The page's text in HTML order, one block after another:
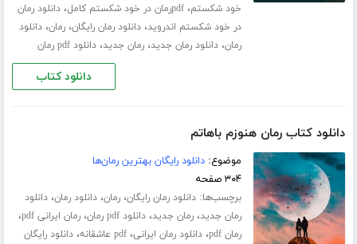
خود شکستم،pdfرمان در خود شکستم کامل ،دانلود رمان
در خود شکستم اندروید،دانلود رمان رایگان،رمان،دانلود
رمان،دانلود رمان جدید،رمان جدید،دانلود pdf رمان
دانلود کتاب
دانلود کتاب رمان هنوزم باهاتم
موضوع:دانلود رایگان بهترین رمان‌ها
۳۰۴ صفحه
برچسب‌ها:دانلود رمان رایگان،رمان،دانلود رمان،دانلود
رمان جدید،رمان جدید،دانلود pdf رمان ،رمان ایرانی pdf ،
رمان pdf ،دانلود رمان ایرانی،pdf عاشقانه ،دانلود رایگان